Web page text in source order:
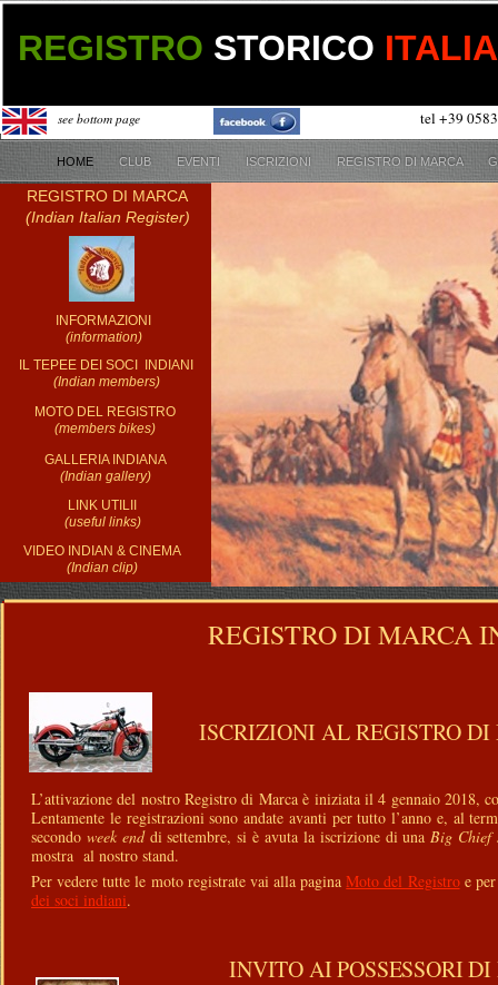
HOME CLUB EVENTI ISCRIZIONI REGISTRO DI MARCA
REGISTRO STORICO
see bottom page tel +39 0583
REGISTRO DI MARCA
INVITO AI POSSESSORI
REGISTRO DI MARCA
(Indian Italian Register)
INFORMAZIONI
(information)
MOTO DEL REGISTRO
(members bikes)
GALLERIA INDIANA
(Indian gallery)
LINK UTILII
(useful links)
VIDEO INDIAN & CINEMA
(Indian clip)
IL TEPEE DEI SOCI INDIANI
(Indian members)
ISCRIZIONI AL REGISTRO DI
L’attivazione del nostro Registro di Marca è iniziata il 4 gennaio 2018,
Lentamente le registrazioni sono andate avanti per tutto l’anno e, al
secondo week enddi settembre, si è avuta la iscrizione di unaBig Chief
mostra al nostro stand.
Per vedere tutte le moto registrate vai alla paginaMoto del Registroe
dei soci indiani.